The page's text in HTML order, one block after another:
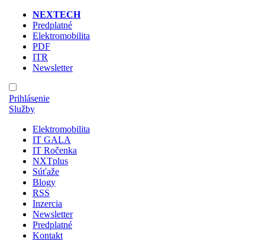
NEXTECH
Predplatné
Elektromobilita
PDF
ITR
Newsletter
Prihlásenie
Služby
Elektromobilita
IT GALA
IT Ročenka
NXTplus
Súťaže
Blogy
RSS
Inzercia
Newsletter
Predplatné
Kontakt